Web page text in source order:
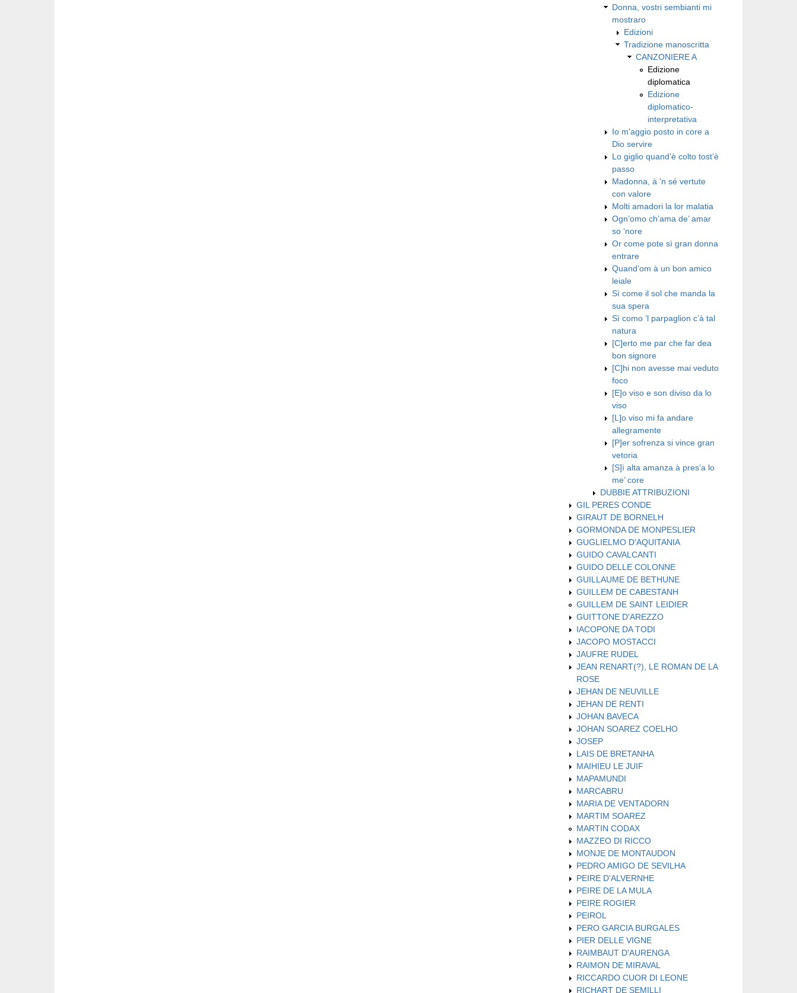
Donna, vostri sembianti mi
mostraro
Edizioni
Tradizione manoscritta
CANZONIERE A
Edizione
diplomatica
Edizione
diplomatico-
interpretativa
Io m'aggio posto in core a
Dio servire
Lo giglio quand’è colto tost’è
passo
Madonna, à 'n sé vertute
con valore
Molti amadori la lor malatia
Ogn’omo ch’ama de’ amar
so ‘nore
Or come pote sì gran donna
entrare
Quand’om à un bon amico
leiale
Sì come il sol che manda la
sua spera
Sì como ‘l parpaglion c’à tal
natura
[C]erto me par che far dea
bon signore
[C]hi non avesse mai veduto
foco
[E]o viso e son diviso da lo
viso
[L]o viso mi fa andare
allegramente
[P]er sofrenza si vince gran
vetoria
[S]ì alta amanza à pres’a lo
me’ core
DUBBIE ATTRIBUZIONI
GIL PERES CONDE
GIRAUT DE BORNELH
GORMONDA DE MONPESLIER
GUGLIELMO D'AQUITANIA
GUIDO CAVALCANTI
GUIDO DELLE COLONNE
GUILLAUME DE BETHUNE
GUILLEM DE CABESTANH
GUILLEM DE SAINT LEIDIER
GUITTONE D'AREZZO
IACOPONE DA TODI
JACOPO MOSTACCI
JAUFRE RUDEL
JEAN RENART(?), LE ROMAN DE LA
ROSE
JEHAN DE NEUVILLE
JEHAN DE RENTI
JOHAN BAVECA
JOHAN SOAREZ COELHO
JOSEP
LAIS DE BRETANHA
MAIHIEU LE JUIF
MAPAMUNDI
MARCABRU
MARIA DE VENTADORN
MARTIM SOAREZ
MARTIN CODAX
MAZZEO DI RICCO
MONJE DE MONTAUDON
PEDRO AMIGO DE SEVILHA
PEIRE D'ALVERNHE
PEIRE DE LA MULA
PEIRE ROGIER
PEIROL
PERO GARCIA BURGALES
PIER DELLE VIGNE
RAIMBAUT D'AURENGA
RAIMON DE MIRAVAL
RICCARDO CUOR DI LEONE
RICHART DE SEMILLI